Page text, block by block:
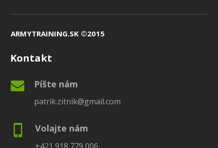
ARMYTRAINING.SK ©2015
Kontakt
Píšte nám
patrik.zitnik@gmail.com
Volajte nám
+421 918 779 006